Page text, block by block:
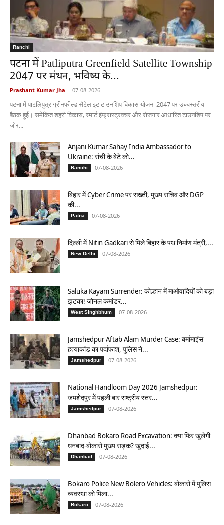
Ranchi
पटना में Patliputra Greenfield Satellite Township
2047 पर मंथन, भविष्य के...
Prashant Kumar Jha - 07-08-2026
पटना में पाटलिपुत्र ग्रीनफील्ड सैटेलाइट टाउनशिप विकास योजना 2047 पर उच्चस्तरीय
बैठक हुई। समेकित शहरी विकास, स्मार्ट इंफ्रास्ट्रक्चर और रोजगार आधारित टाउनशिप पर
जोर...
Anjani Kumar Sahay India Ambassador to
Ukraine: रांची के बेटे को...
Ranchi 07-08-2026
बिहार में Cyber Crime पर सख्ती, मुख्य सचिव और DGP
की...
Patna 07-08-2026
दिल्ली में Nitin Gadkari से मिले बिहार के पथ निर्माण मंत्री,...
New Delhi 07-08-2026
Saluka Kayam Surrender: कोल्हान में माओवादियों को बड़ा
झटका! जोनल कमांडर...
West Singhbhum 07-08-2026
Jamshedpur Aftab Alam Murder Case: बर्मामाइंस
हत्याकांड का पर्दाफाश, पुलिस ने...
Jamshedpur 07-08-2026
National Handloom Day 2026 Jamshedpur:
जमशेदपुर में पहली बार राष्ट्रीय स्तर...
Jamshedpur 07-08-2026
Dhanbad Bokaro Road Excavation: क्या फिर खुलेगी
धनबाद-बोकारो मुख्य सड़क? खुदाई...
Dhanbad 07-08-2026
Bokaro Police New Bolero Vehicles: बोकारो में पुलिस
व्यवस्था को मिला...
Bokaro 07-08-2026